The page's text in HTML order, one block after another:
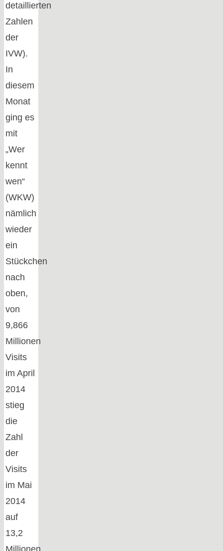
detaillierten
Zahlen
der
IVW).
In
diesem
Monat
ging es
mit
„Wer
kennt
wen“
(WKW)
nämlich
wieder
ein
Stückchen
nach
oben,
von
9,866
Millionen
Visits
im April
2014
stieg
die
Zahl
der
Visits
im Mai
2014
auf
13,2